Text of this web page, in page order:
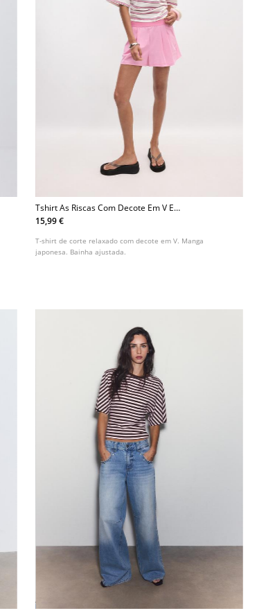
Tshirt As Riscas Com Decote Em V E
Manga Japonesa
15,99 €
T-shirt de corte relaxado com decote em V. Manga
japonesa. Bainha ajustada.